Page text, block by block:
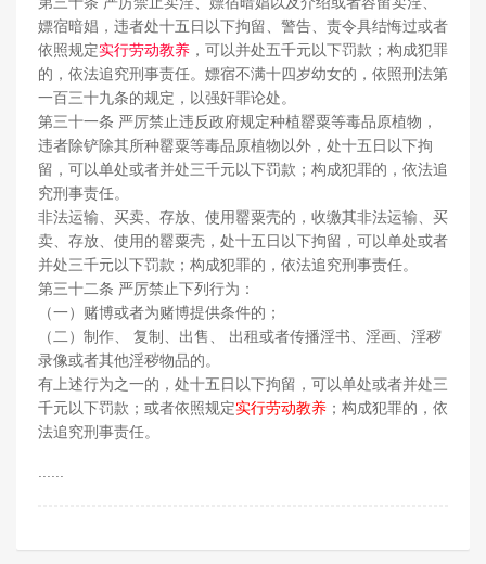
嫖宿暗娼，违者处十五日以下拘留、警告、责令具结悔过或者
依照规定实行劳动教养 ，可以并处五千元以下罚款；构成犯罪
的，依法追究刑事责任。嫖宿不满十四岁幼女的，依照刑法第
一百三十九条的规定，以强奸罪论处。
第三十一条 严厉禁止违反政府规定种植罂粟等毒品原植物，
违者除铲除其所种罂粟等毒品原植物以外，处十五日以下拘
留，可以单处或者并处三千元以下罚款；构成犯罪的，依法追
究刑事责任。
非法运输、买卖、存放、使用罂粟壳的，收缴其非法运输、买
卖、存放、使用的罂粟壳，处十五日以下拘留，可以单处或者
并处三千元以下罚款；构成犯罪的，依法追究刑事责任。
第三十二条 严厉禁止下列行为：
（一）赌博或者为赌博提供条件的；
（二）制作、 复制、出售、 出租或者传播淫书、淫画、淫秽
录像或者其他淫秽物品的。
有上述行为之一的，处十五日以下拘留，可以单处或者并处三
千元以下罚款；或者依照规定实行劳动教养 ；构成犯罪的，依
法追究刑事责任。